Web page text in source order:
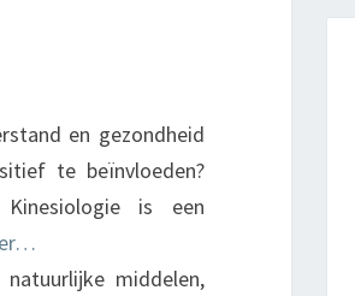
en gezondheid
te beïnvloeden?
Kinesiologie is een
middelen,